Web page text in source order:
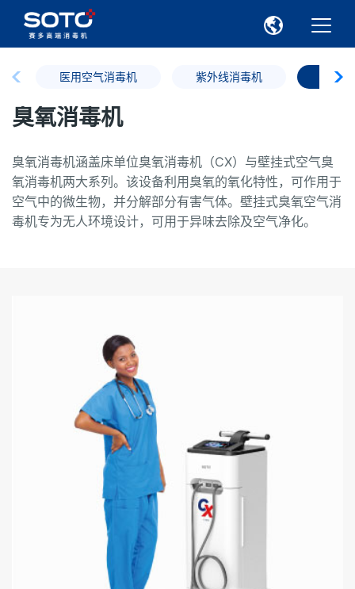
医用空气消毒机 紫外线消毒机 臭氧
臭氧消毒机
臭氧消毒机涵盖床单位臭氧消毒机（CX）与壁挂式空气臭
氧消毒机两大系列。该设备利用臭氧的氧化特性，可作用于
空气中的微生物，并分解部分有害气体。壁挂式臭氧空气消
毒机专为无人环境设计，可用于异味去除及空气净化。